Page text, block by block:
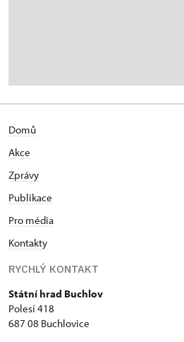
Domů
Akce
Zprávy
Publikace
Pro média
Kontakty
RYCHLÝ KONTAKT
Státní hrad Buchlov
Polesí 418
687 08 Buchlovice